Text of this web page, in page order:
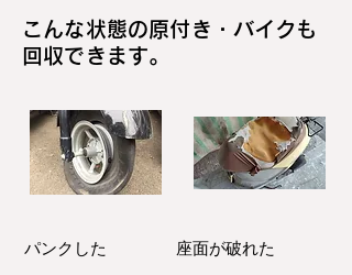
こんな状態の原付き・バイクも
回収できます。
パンクした 座面が破れた